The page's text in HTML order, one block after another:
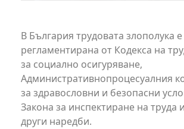
В България трудовата злополука е
регламентирана от Кодекса на
за социално осигуряване,
Административнопроцесуалния
за здравословни и безопасни
Закона за инспектиране на труда
други наредби.